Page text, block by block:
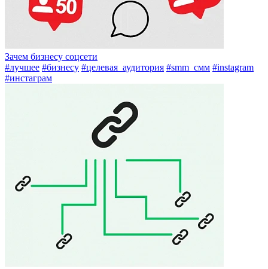
Зачем бизнесу соцсети
#лучшее #бизнесу #целевая_аудитория #smm_смм #instagram
#инстаграм